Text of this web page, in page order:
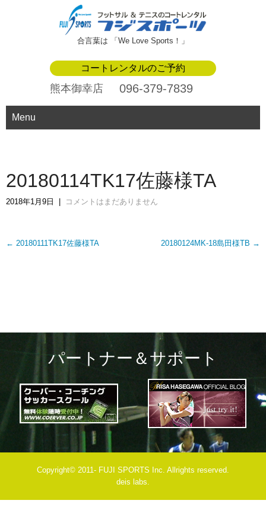
合言葉は 「We Love Sports！」
コートレンタルのご予約
熊本御幸店 096-379-7839
Menu
20180114TK17佐藤様TA
2018年1月9日 コメントはまだありません
Post
← 20180111TK17佐藤様TA 20180124MK-18島田様TB →
パートナー＆サポート
Copyright© 2011- FUJI SPORTS Inc. Allrights reserved.
deis labs.